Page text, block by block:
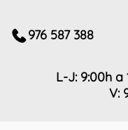
976 587 388
L-J: 9:00h a
V: